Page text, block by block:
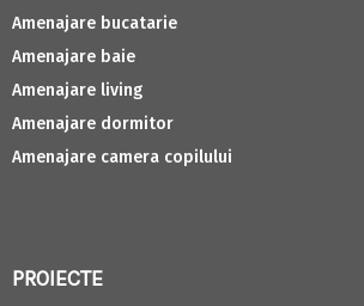
Amenajare bucatarie
Amenajare baie
Amenajare living
Amenajare dormitor
Amenajare camera copilului
PROIECTE